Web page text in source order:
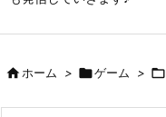
ホーム > ゲーム > 